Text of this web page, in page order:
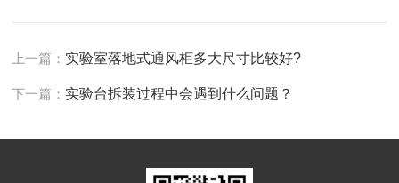
上一篇： 实验室落地式通风柜多大尺寸比较好?
下一篇： 实验台拆装过程中会遇到什么问题？